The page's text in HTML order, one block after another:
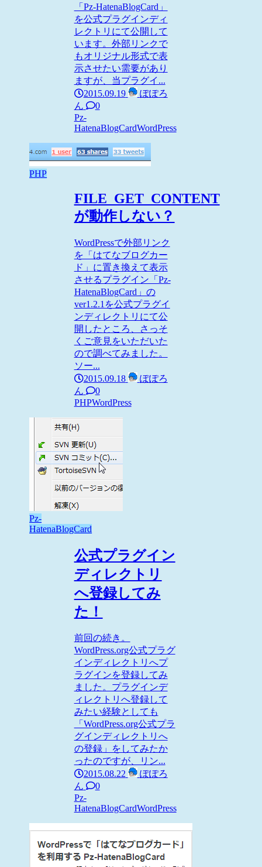
「Pz-HatenaBlogCard」
を公式プラグインディ
レクトリにて公開して
います。外部リンクで
もオリジナル形式で表
示させたい需要があり
ますが、当プラグイ...
2015.09.19
ぽぽろ
ん
0
Pz-
HatenaBlogCardWordPress
PHP
FILE_GET_CONTENT
が動作しない？
WordPressで外部リンク
を「はてなブログカー
ド」に置き換えて表示
させるプラグイン「Pz-
HatenaBlogCard」の
ver1.2.1を公式プラグイ
ンディレクトリにて公
開したところ、さっそ
くご意見をいただいた
ので調べてみました。
ソー...
2015.09.18
ぽぽろ
ん
0
PHPWordPress
Pz-
HatenaBlogCard
公式プラグイン
ディレクトリ
へ登録してみ
た！
前回の続き。
WordPress.org公式プラグ
インディレクトリへプ
ラグインを登録してみ
ました。プラグインデ
ィレクトリへ登録して
みたい経験としても
「WordPress.org公式プラ
グインディレクトリへ
の登録」をしてみたか
ったのですが、リン...
2015.08.22
ぽぽろ
ん
0
Pz-
HatenaBlogCardWordPress